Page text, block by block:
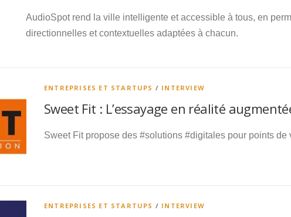
AudioSpot rend la ville intelligente et accessible à tous, en
directionnelles et contextuelles adaptées à chacun.
ENTREPRISES ET STARTUPS / INTERVIEW
Sweet Fit : L’essayage en réalité
Sweet Fit propose des #solutions #digitales pour points de
ENTREPRISES ET STARTUPS / INTERVIEW